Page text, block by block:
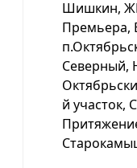
Шишкин,
Премьера,
Северный,
й участок,